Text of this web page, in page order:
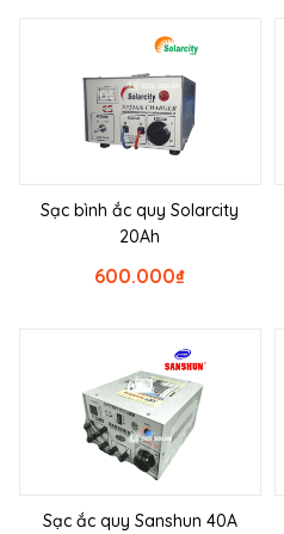
Sạc bình ắc quy Solarcity
20Ah
₫
600.000
Sạc ắc quy Sanshun 40A